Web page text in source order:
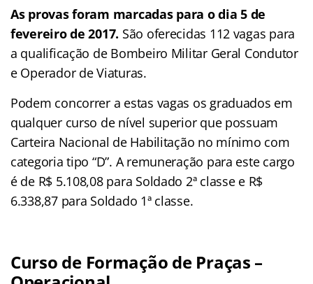
As provas foram marcadas para o dia 5 de
fevereiro de 2017. São oferecidas 112 vagas para
a qualificação de Bombeiro Militar Geral Condutor
e Operador de Viaturas.
Podem concorrer a estas vagas os graduados em
qualquer curso de nível superior que possuam
Carteira Nacional de Habilitação no mínimo com
categoria tipo “D”. A remuneração para este cargo
é de R$ 5.108,08 para Soldado 2ª classe e R$
6.338,87 para Soldado 1ª classe.
Curso de Formação de Praças –